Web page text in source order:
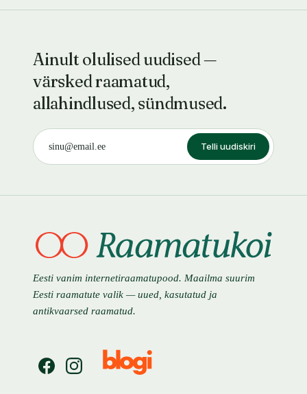
Ainult olulised uudised —
värsked raamatud,
allahindlused, sündmused.
Telli uudiskiri
Eesti vanim internetiraamatupood. Maailma suurim
Eesti raamatute valik — uued, kasutatud ja
antikvaarsed raamatud.